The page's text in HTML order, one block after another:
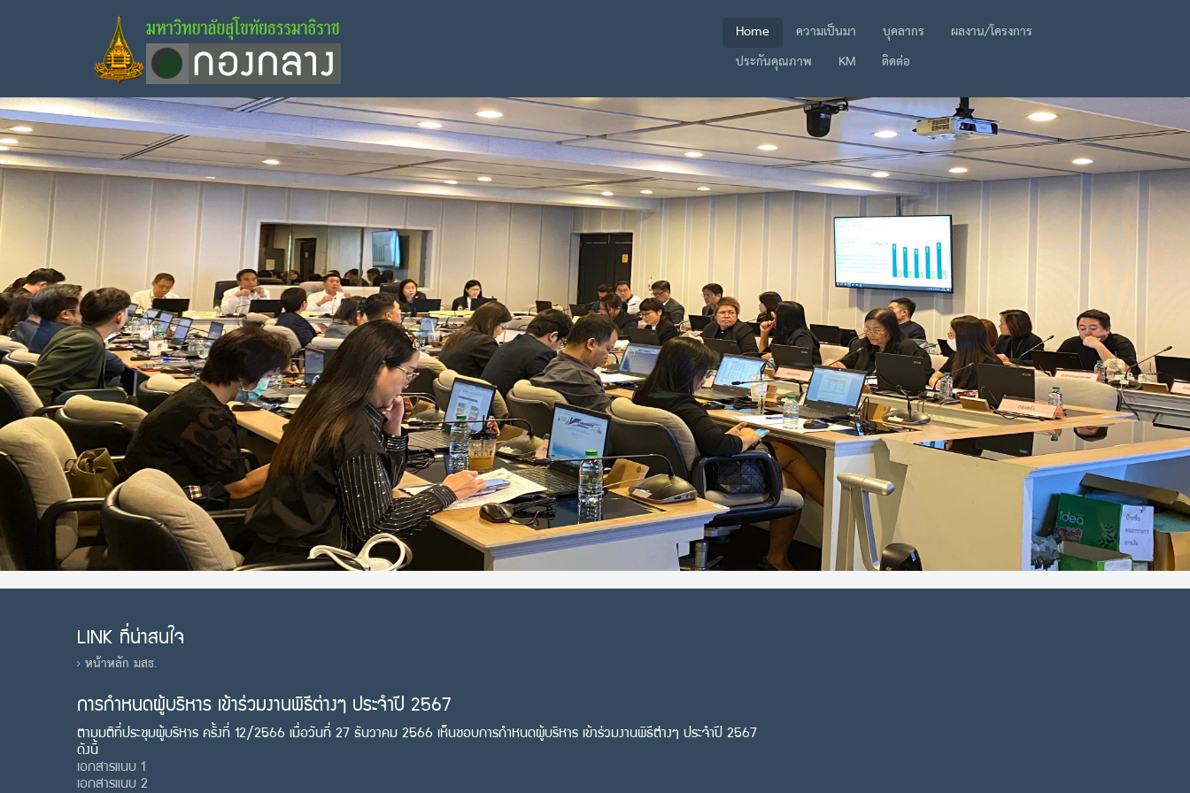
Home ความเป็นมา บุคลากร
ผลงาน/โครงการ
ประกันคุณภาพ
KM ติดต่อ
LINK ที่น่าสนใจ
หน้าหลัก มสธ.
การกำหนดผู้บริหาร เข้าร่วมงานพิธีต่างๆ ประจำปี 2567
ตามมติที่ประชุมผู้บริหาร ครั้งที่ 12/2566 เมื่อวันที่ 27 ธันวาคม 2566 เห็นชอบการกำหนดผู้บริหาร เข้าร่วมงานพิธีต่างๆ ประจำปี 2567
ดังนี้
เอกสารแนบ 1
เอกสารแนบ 2